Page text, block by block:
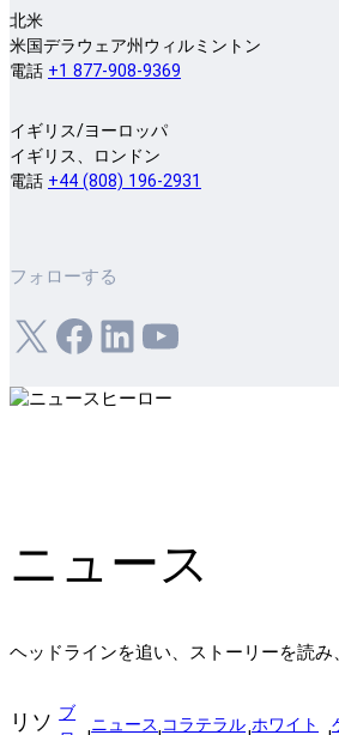
北米
米国デラウェア州ウィルミントン
電話 +1 877-908-9369
イギリス/ヨーロッパ
イギリス、ロンドン
電話 +44 (808) 196-2931
フォローする
X フェイスブックLinkedIn ユーチューブ
ニュース
ヘッドラインを追い、ストーリーを読み
リソ ブ
ニュース コラテラル ホワイト